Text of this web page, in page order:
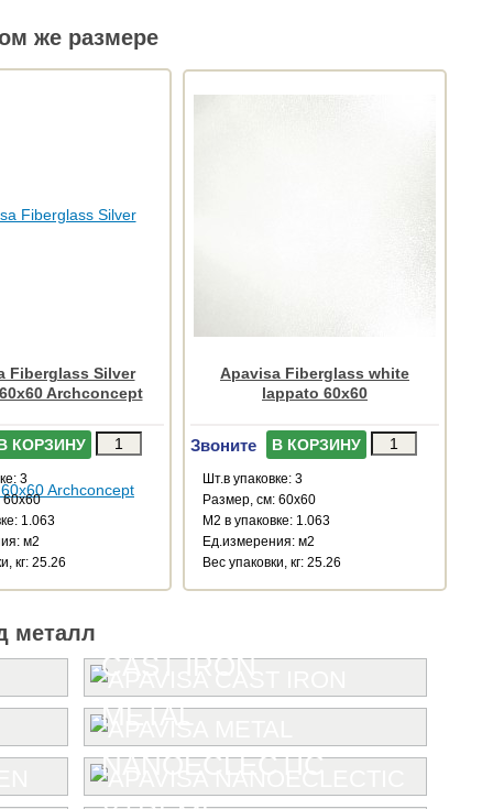
же размере
Fiberglass Silver
Archconcept
КОРЗИНУ
3
60x60
1.063
м2
кг: 25.26
Apavisa Fiberglass white
lappato 60x60
Звоните В КОРЗИНУ
Шт.в упаковке: 3
Размер, см: 60x60
М2 в упаковке: 1.063
Ед.измерения: м2
Веc упаковки, кг: 25.26
металл
CAST IRON
METAL
NANOECLECTIC